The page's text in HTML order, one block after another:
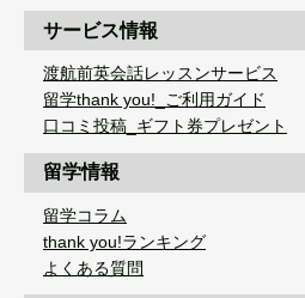
サービス情報
渡航前英会話レッスンサービス
留学thank you!_ご利用ガイド
口コミ投稿_ギフト券プレゼント
留学情報
留学コラム
thank you!ランキング
よくある質問